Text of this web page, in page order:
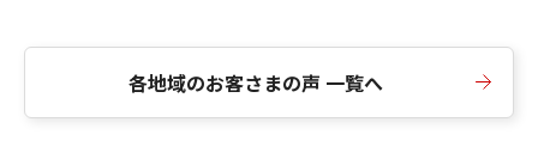
各地域のお客さまの声 一覧へ